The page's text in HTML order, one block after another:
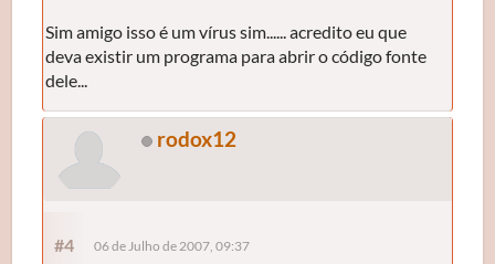
Sim amigo isso é um vírus sim...... acredito eu que
deva existir um programa para abrir o código fonte
dele...
rodox12
#4 06 de Julho de 2007, 09:37